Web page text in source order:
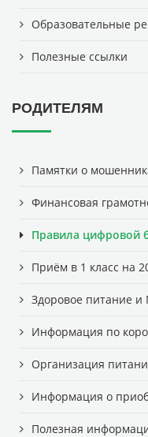
Образовательные
Полезные ссылки
РОДИТЕЛЯМ
Памятки о
Финансовая
Правила цифровой
Приём в 1 класс на
Здоровое питание и
Информация по
Организация
Информация о
Полезная